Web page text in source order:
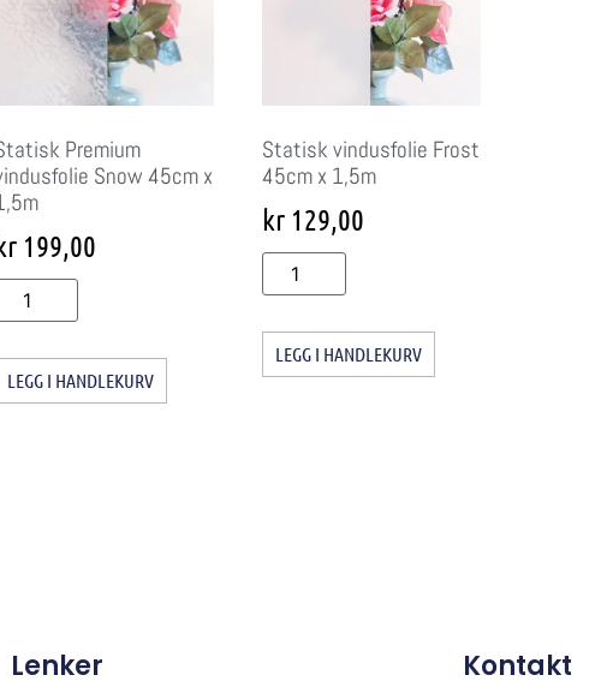
Premium
Snow 45cm x
199,00
LEGG I HANDLEKURV
Statisk vindusfolie Frost
45cm x 1,5m
kr129,00
LEGG I HANDLEKURV
Lenker Kontakt